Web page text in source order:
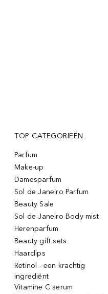
TOP CATEGORIEËN
Parfum
Make-up
Damesparfum
Sol de Janeiro Parfum
Beauty Sale
Sol de Janeiro Body mist
Herenparfum
Beauty gift sets
Haarclips
Retinol - een krachtig
ingrediënt
Vitamine C serum